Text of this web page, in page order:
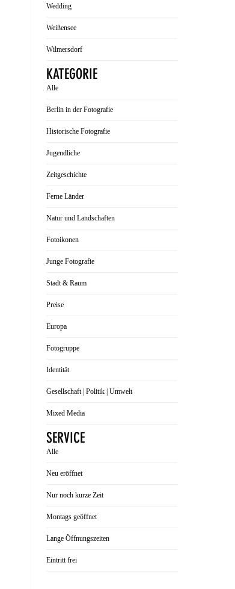
Wedding
Weißensee
Wilmersdorf
KATEGORIE
Alle
Berlin in der Fotografie
Historische Fotografie
Jugendliche
Zeitgeschichte
Ferne Länder
Natur und Landschaften
Fotoikonen
Junge Fotografie
Stadt & Raum
Preise
Europa
Fotogruppe
Identität
Gesellschaft | Politik | Umwelt
Mixed Media
SERVICE
Alle
Neu eröffnet
Nur noch kurze Zeit
Montags geöffnet
Lange Öffnungszeiten
Eintritt frei